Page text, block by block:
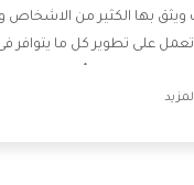
بها الكثير من الاشخاص
تعمل على تطوير كل ما يتوافر
للعملاء أقوى العروض